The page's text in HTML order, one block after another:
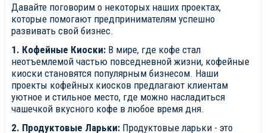
Давайте поговорим о некоторых наших проектах,
которые помогают предпринимателям успешно
развивать свой бизнес.
1. Кофейные Киоски: В мире, где кофе стал
неотъемлемой частью повседневной жизни, кофейные
киоски становятся популярным бизнесом. Наши
проекты кофейных киосков предлагают клиентам
уютное и стильное место, где можно насладиться
чашечкой вкусного кофе в любое время дня.
2. Продуктовые Ларьки: Продуктовые ларьки - это